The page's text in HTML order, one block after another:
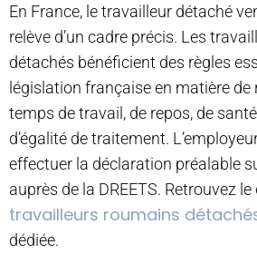
En France, le travailleur détaché
relève d’un cadre précis. Les
détachés bénéficient des règles
législation française en matière de
temps de travail, de repos, de
d’égalité de traitement.
effectuer la déclaration préalable
auprès de la DREETS. Retrouvez
travailleurs roumains
dédiée.